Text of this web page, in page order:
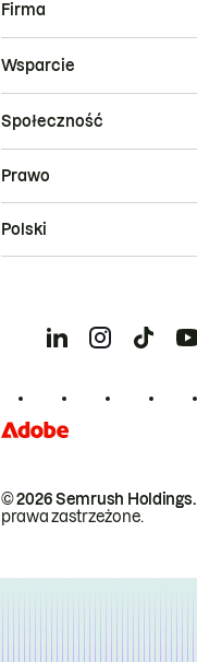
Firma
Wsparcie
Społeczność
© 2026 Semrush Holdings.
prawa zastrzeżone.
Prawo
Polski